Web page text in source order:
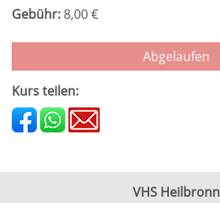
Gebühr:8,00 €
Abgelaufen
Kurs teilen:
VHS Heilbronn